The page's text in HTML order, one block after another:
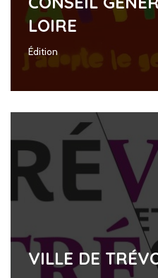
LOIRE
Édition
VILLE DE